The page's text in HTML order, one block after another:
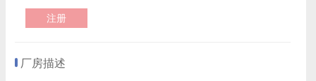
注册
厂房描述